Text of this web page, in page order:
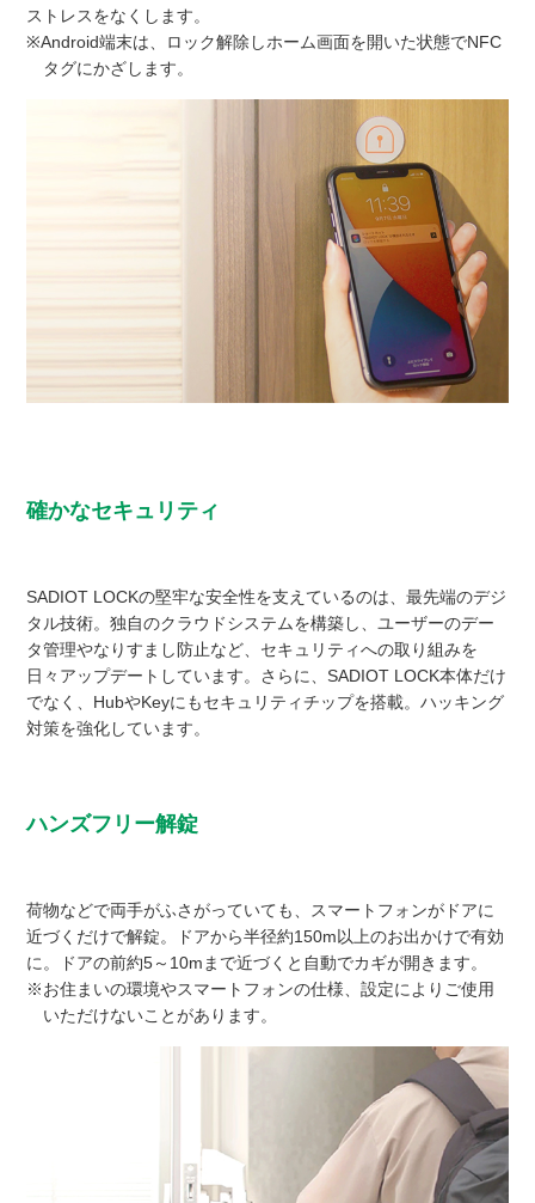
ストレスをなくします。
※Android端末は、ロック解除しホーム画面を開いた状態でNFC
タグにかざします。
確かなセキュリティ
SADIOT LOCKの堅牢な安全性を支えているのは、最先端のデジ
タル技術。独自のクラウドシステムを構築し、ユーザーのデー
タ管理やなりすまし防止など、セキュリティへの取り組みを
日々アップデートしています。さらに、SADIOT LOCK本体だけ
でなく、HubやKeyにもセキュリティチップを搭載。ハッキング
対策を強化しています。
ハンズフリー解錠
荷物などで両手がふさがっていても、スマートフォンがドアに
近づくだけで解錠。ドアから半径約150m以上のお出かけで有効
に。ドアの前約5～10mまで近づくと自動でカギが開きます。
※お住まいの環境やスマートフォンの仕様、設定によりご使用
いただけないことがあります。